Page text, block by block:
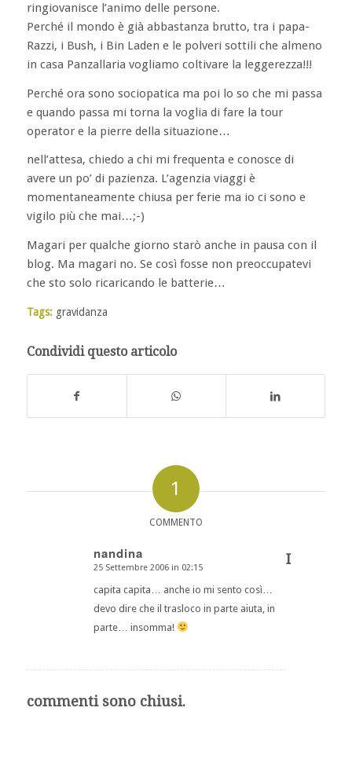
ringiovanisce l’animo delle persone.
Perché il mondo è già abbastanza brutto, tra i papa-
Razzi, i Bush, i Bin Laden e le polveri sottili che almeno
in casa Panzallaria vogliamo coltivare la leggerezza!!!
Perché ora sono sociopatica ma poi lo so che mi passa
e quando passa mi torna la voglia di fare la tour
operator e la pierre della situazione…
nell’attesa, chiedo a chi mi frequenta e conosce di
avere un po’ di pazienza. L’agenzia viaggi è
momentaneamente chiusa per ferie ma io ci sono e
vigilo più che mai…;-)
Magari per qualche giorno starò anche in pausa con il
blog. Ma magari no. Se così fosse non preoccupatevi
che sto solo ricaricando le batterie…
Tags: gravidanza
Condividi questo articolo
1
COMMENTO
nandina
dice:
25 Settembre 2006 in 02:15
capita capita… anche io mi sento così…
devo dire che il trasloco in parte aiuta, in
parte… insomma!
I
commenti sono chiusi.